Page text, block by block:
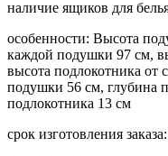
наличие ящиков для
особенности: Высота
каждой подушки 97 см,
высота подлокотника от
подушки 56 см, глубина
подлокотника 13 см
срок изготовления заказа: